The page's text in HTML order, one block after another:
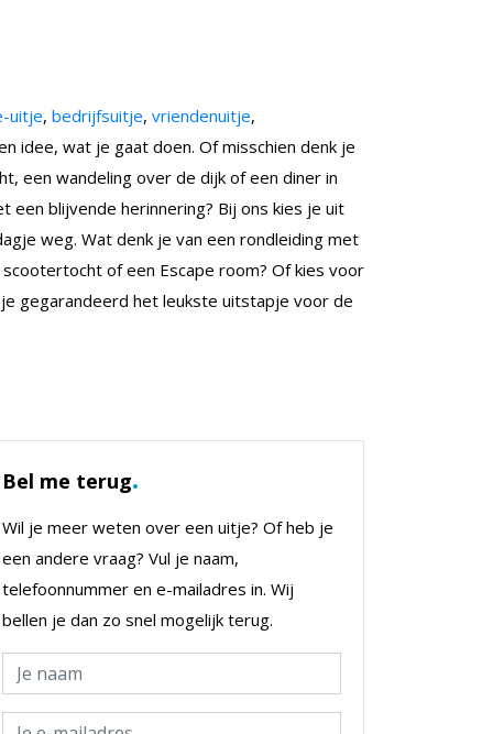
uitje, bedrijfsuitje, vriendenuitje,
idee, wat je gaat doen. Of misschien denk je
een wandeling over de dijk of een diner in
blijvende herinnering? Bij ons kies je uit
weg. Wat denk je van een rondleiding met
of een Escape room? Of kies voor
gegarandeerd het leukste uitstapje voor de
Bel me terug.
Wil je meer weten over een uitje? Of heb je
een andere vraag? Vul je naam,
telefoonnummer en e-mailadres in. Wij
bellen je dan zo snel mogelijk terug.